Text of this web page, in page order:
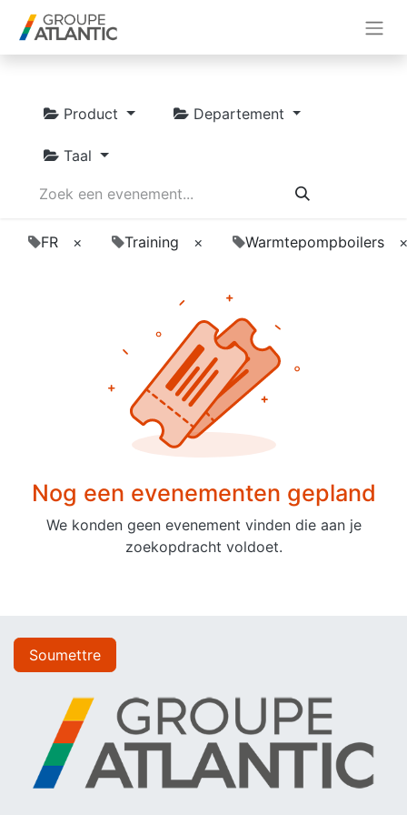
Product Departement
Taal
FR × Training × Warmtepompboilers
Nog een evenementen gepland
We konden geen evenement vinden die aan je
zoekopdracht voldoet.
Soumettre